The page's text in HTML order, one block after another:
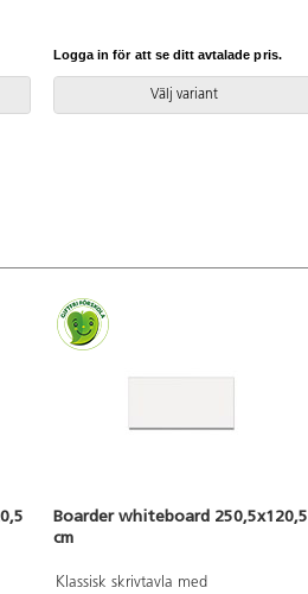
lyster och en exakthet i färgerna som
inte kan uppnås med ett vanligt
standardglas. Dolda beslag. Härdat,
optiskt glas 4 mm. Kräver särskilt
Logga in för att se ditt avtalade pris.
Välj variant
Boarder whiteboard 250,5x120,5
cm
Klassisk skrivtavla med